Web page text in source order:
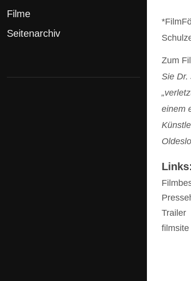
Filme
Stolz & Eigensinn
DVD Box ZEITZUSTÄNDE
Seitenarchiv
Zum
Sie Dr.
einem
Trailer
filmsite